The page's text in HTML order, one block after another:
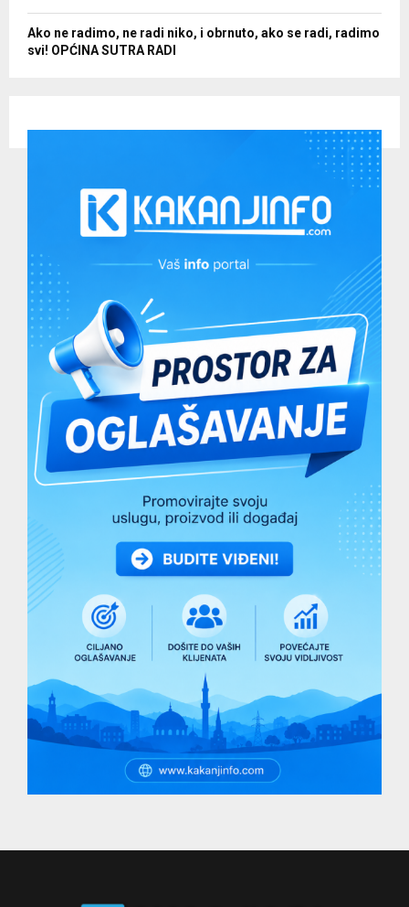
Ako ne radimo, ne radi niko, i obrnuto, ako se radi, radimo
svi! OPĆINA SUTRA RADI